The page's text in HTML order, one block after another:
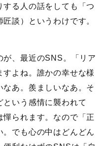
る人の話をしても「つ
談）というわけです。
が、最近のSNS。「リア
よね。誰かの幸せな様
あ。羨ましいなあ。そ
いう感情に襲われて
憚られます。なので「正
。でも心の中はどんどん